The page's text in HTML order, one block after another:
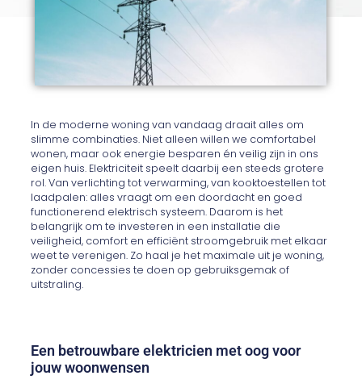
In de moderne woning van vandaag draait alles om
slimme combinaties. Niet alleen willen we comfortabel
wonen, maar ook energie besparen én veilig zijn in ons
eigen huis. Elektriciteit speelt daarbij een steeds grotere
rol. Van verlichting tot verwarming, van kooktoestellen tot
laadpalen: alles vraagt om een doordacht en goed
functionerend elektrisch systeem. Daarom is het
belangrijk om te investeren in een installatie die
veiligheid, comfort en efficiënt stroomgebruik met elkaar
weet te verenigen. Zo haal je het maximale uit je woning,
zonder concessies te doen op gebruiksgemak of
uitstraling.
Een betrouwbare elektricien met oog voor
jouw woonwensen